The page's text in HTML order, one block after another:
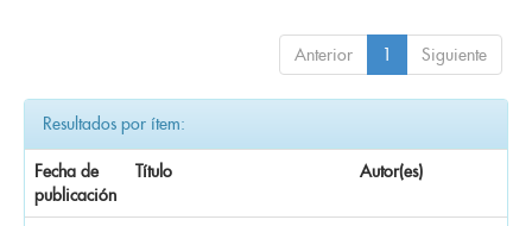
Anterior 1 Siguiente
Resultados por ítem:
Fecha de
publicación
Título Autor(es)